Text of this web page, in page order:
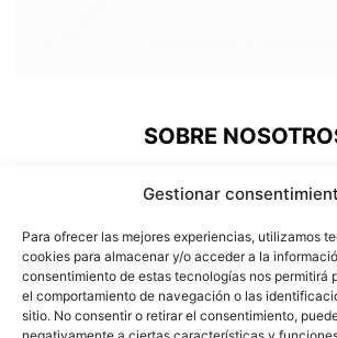
Gestionar
Para ofrecer las mejores experiencias, utilizamos
cookies para almacenar y/o acceder a la
consentimiento de estas tecnologías nos permitirá
el comportamiento de navegación o las
sitio. No consentir o retirar el consentimiento,
SOBRE
ePinto, una nueva plataforma de
día de lo que pasa en nuestra ciudad,
deportistas o conocer a nuestros
carismáticos.
Contáctanos:info@e-